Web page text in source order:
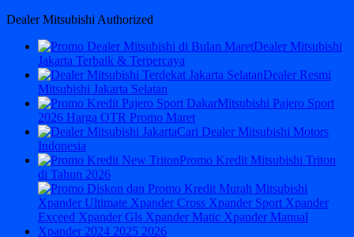
Dealer Mitsubishi Authorized
Dealer Mitsubishi
Jakarta Terbaik & Terpercaya
Dealer Resmi
Mitsubishi Jakarta Selatan
Mitsubishi Pajero Sport
2026 Harga OTR Promo Maret
Cari Dealer Mitsubishi Motors
Indonesia
Promo Kredit Mitsubishi Triton
di Tahun 2026